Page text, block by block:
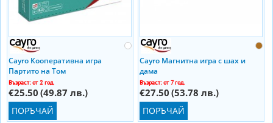
Cayro Кооперативна игра
Партито на Том
Възраст: от 2 год.
€25.50 (49.87 лв.)
ПОРЪЧАЙ
Cayro Магнитна игра с шах и
дама
Възраст: от 7 год.
€27.50 (53.78 лв.)
ПОРЪЧАЙ